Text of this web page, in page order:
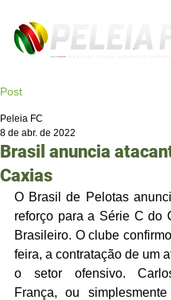
Post
Brasil anuncia
Caxias
Peleia FC
8 de abr. de 2022
O Brasil de Pelotas
reforço para a Série C do
Brasileiro. O clube
feira, a contratação de um
o setor ofensivo.
França, ou